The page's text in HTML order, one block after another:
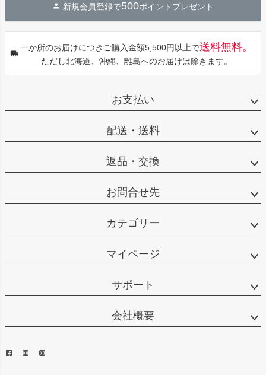
へ
新規会員登録で500ポイントプレゼント
一か所のお届けにつきご購入金額5,500円以上で送料無料。
ただし北海道、沖縄、離島へのお届けは除きます。
お支払い
配送・送料
返品・交換
お問合せ先
カテゴリー
マイページ
サポート
会社概要